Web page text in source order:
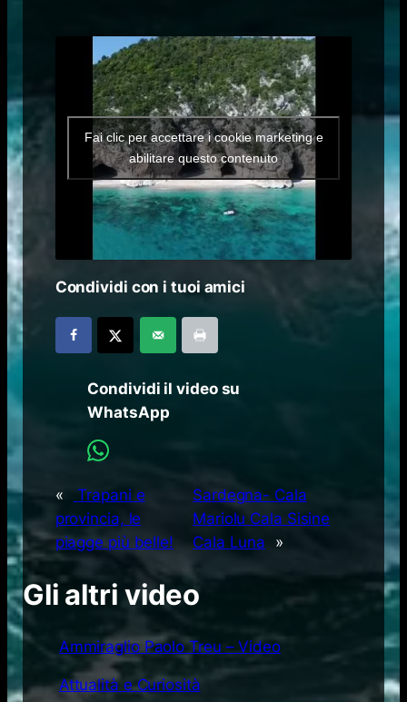
Fai clic per accettare i cookie marketing e
abilitare questo contenuto
Condividi con i tuoi amici
Condividi il video su
WhatsApp
«
Trapani e
provincia, le
piagge più belle!
Sardegna- Cala
Mariolu Cala Sisine
Cala Luna
»
Gli altri video
Ammiraglio Paolo Treu – Video
Attualità e Curiosità